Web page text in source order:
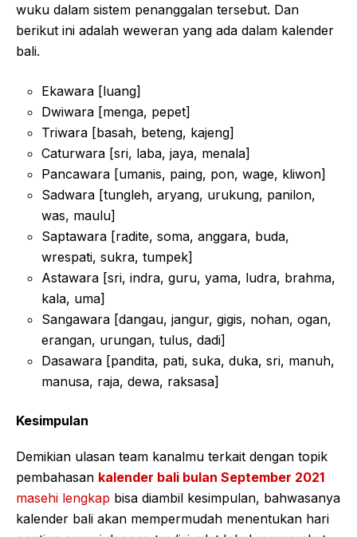
wuku dalam sistem penanggalan tersebut. Dan
berikut ini adalah weweran yang ada dalam kalender
bali.
Ekawara [luang]
Dwiwara [menga, pepet]
Triwara [basah, beteng, kajeng]
Caturwara [sri, laba, jaya, menala]
Pancawara [umanis, paing, pon, wage, kliwon]
Sadwara [tungleh, aryang, urukung, panilon,
was, maulu]
Saptawara [radite, soma, anggara, buda,
wrespati, sukra, tumpek]
Astawara [sri, indra, guru, yama, ludra, brahma,
kala, uma]
Sangawara [dangau, jangur, gigis, nohan, ogan,
erangan, urungan, tulus, dadi]
Dasawara [pandita, pati, suka, duka, sri, manuh,
manusa, raja, dewa, raksasa]
Kesimpulan
Demikian ulasan team kanalmu terkait dengan topik
pembahasan kalender bali bulan September 2021
masehi lengkap bisa diambil kesimpulan, bahwasanya
kalender bali akan mempermudah menentukan hari